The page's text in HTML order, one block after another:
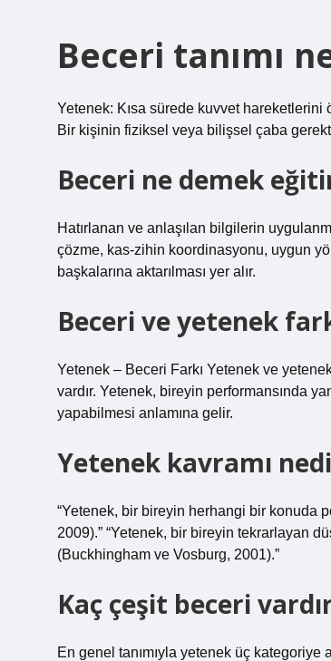
Beceri tanımı
Yetenek: Kısa sürede kuvvet hareketlerini
Bir kişinin fiziksel veya bilişsel çaba
Beceri ne demek
Hatırlanan ve anlaşılan bilgilerin
çözme, kas-zihin koordinasyonu, uygun
başkalarına aktarılması yer alır.
Beceri ve yetenek
Yetenek – Beceri Farkı Yetenek ve
vardır. Yetenek, bireyin performansında
yapabilmesi anlamına gelir.
Yetenek kavramı
“Yetenek, bir bireyin herhangi bir konuda
2009).” “Yetenek, bir bireyin tekrarlayan
(Buckhingham ve Vosburg, 2001).”
Kaç çeşit beceri
En genel tanımıyla yetenek üç kategoriye